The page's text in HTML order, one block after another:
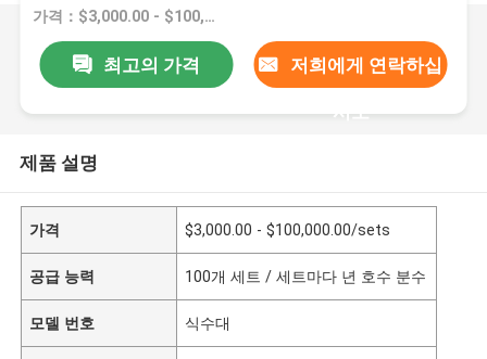
가격：$3,000.00 - $100,000.00/sets
최고의 가격 저희에게 연락하십
시오
제품 설명
가격 $3,000.00 - $100,000.00/sets
공급 능력 100개 세트 / 세트마다 년 호수 분수
모델 번호 식수대